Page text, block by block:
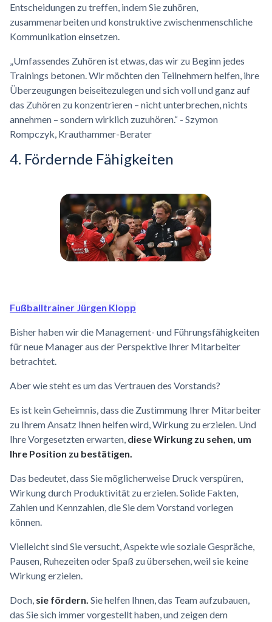
Entscheidungen zu treffen, indem Sie zuhören,
zusammenarbeiten und konstruktive zwischenmenschliche
Kommunikation einsetzen.
„Umfassendes Zuhören ist etwas, das wir zu Beginn jedes
Trainings betonen. Wir möchten den Teilnehmern helfen, ihre
Überzeugungen beiseitezulegen und sich voll und ganz auf
das Zuhören zu konzentrieren – nicht unterbrechen, nichts
annehmen – sondern wirklich zuzuhören.“ - Szymon
Rompczyk, Krauthammer-Berater
4. Fördernde Fähigkeiten
Fußballtrainer Jürgen Klopp
Bisher haben wir die Management- und Führungsfähigkeiten
für neue Manager aus der Perspektive Ihrer Mitarbeiter
betrachtet.
Aber wie steht es um das Vertrauen des Vorstands?
Es ist kein Geheimnis, dass die Zustimmung Ihrer Mitarbeiter
zu Ihrem Ansatz Ihnen helfen wird, Wirkung zu erzielen. Und
Ihre Vorgesetzten erwarten, diese Wirkung zu sehen, um
Ihre Position zu bestätigen.
Das bedeutet, dass Sie möglicherweise Druck verspüren,
Wirkung durch Produktivität zu erzielen. Solide Fakten,
Zahlen und Kennzahlen, die Sie dem Vorstand vorlegen
können.
Vielleicht sind Sie versucht, Aspekte wie soziale Gespräche,
Pausen, Ruhezeiten oder Spaß zu übersehen, weil sie keine
Wirkung erzielen.
Doch, sie fördern. Sie helfen Ihnen, das Team aufzubauen,
das Sie sich immer vorgestellt haben, und zeigen dem